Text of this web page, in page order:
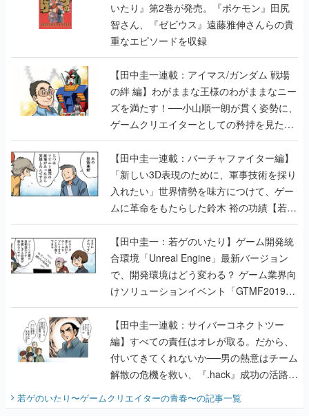
いたり』第2巻が発売。『ポケモン』田尻
智さん、『ゼビウス』遠藤雅伸さんらの貴
重なエピソードを収録
【田中圭一連載：アイマス/ガンダム 戦場
の絆 編】わがままな王様のわがままなニー
ズを満たす！──小山順一朗が貫く姿勢に、
ゲームクリエイターとしての矜持を見た
【若ゲのいたり最終回】
【田中圭一連載：バーチャファイター編】
「新しい3D表現のために、軍事技術を採り
入れたい」世界情勢を味方につけて、ゲー
ムに革命をもたらした鈴木 裕の功績【若ゲ
のいたり】
【田中圭一：若ゲのいたり】ゲーム開発統
合環境「Unreal Engine」最新バージョン
で、開発環境はどう変わる？ ゲーム業界向
けソリューションイベント「GTMF2019」
に行って、より理解を深めよう【PR】
【田中圭一連載：サイバーコネクトツー
編】すべての責任はオレが取る。だから、
付いてきてくれないか──男の熱意はチーム
解散の危機を救い、『.hack』成功の活路を
開く。業界の快男児・松山 洋に流れる血は
『少年ジャンプ』色だった【若ゲのいた
若ゲのいたり〜ゲームクリエイターの青春〜の記事一覧